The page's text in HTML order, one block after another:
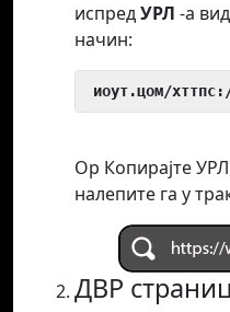
испредУРЛ -а
начин:
иоут.цом/
Ор Копирајте
налепите га у
ДВР